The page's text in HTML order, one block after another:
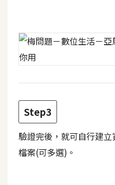
免
字
網
站
Step3
驗證完後，就可自行建
檔案(可多選)。